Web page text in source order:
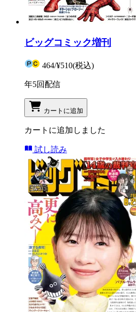
ビッグコミック増刊
464/¥510(税込)
年5回配信
カートに追加
カートに追加しました
試し読み